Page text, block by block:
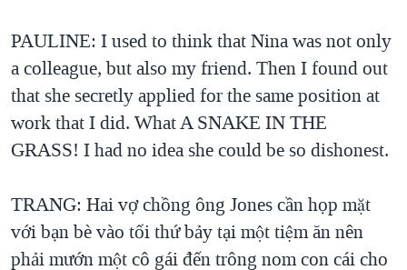
PAULINE: I used to think that Nina was not only
a colleague, but also my friend. Then I found out
that she secretly applied for the same position at
work that I did. What A SNAKE IN THE
GRASS! I had no idea she could be so dishonest.
TRANG: Hai vợ chồng ông Jones cần họp mặt
với bạn bè vào tối thứ bảy tại một tiệm ăn nên
phải mướn một cô gái đến trông nom con cái cho